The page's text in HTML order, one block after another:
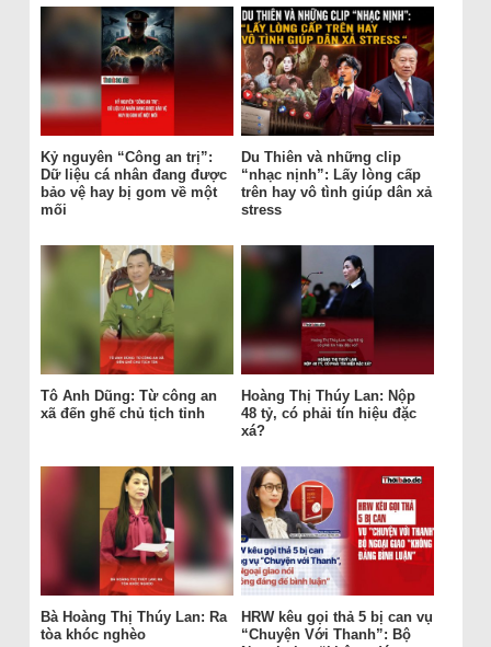
Kỷ nguyên “Công an trị”:
Dữ liệu cá nhân đang được
bảo vệ hay bị gom về một
mối
Du Thiên và những clip
“nhạc nịnh”: Lấy lòng cấp
trên hay vô tình giúp dân xả
stress
Tô Anh Dũng: Từ công an
xã đến ghế chủ tịch tỉnh
Hoàng Thị Thúy Lan: Nộp
48 tỷ, có phải tín hiệu đặc
xá?
Bà Hoàng Thị Thúy Lan: Ra
tòa khóc nghèo
HRW kêu gọi thả 5 bị can vụ
“Chuyện Với Thanh”: Bộ